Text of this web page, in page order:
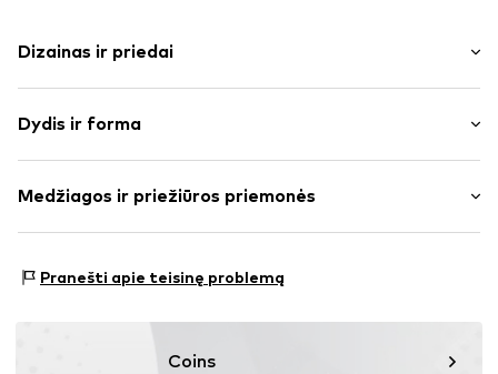
Dizainas ir priedai
Klasikinis paltas
Šoninės kišenės
Minkšta tekstūra
Prekės Nr. IBE0134003000001
Dydis ir forma
Pritaikomumas: Laisva forma
Medžiagos ir priežiūros priemonės
Kilmės šalis: Kinija
Pranešti apie teisinę problemą
Coins